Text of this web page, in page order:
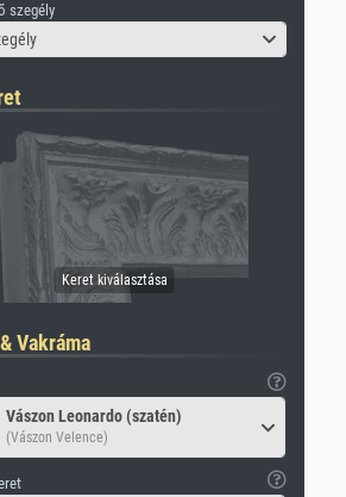
szegély
Vakráma
Vászon Leonardo (szatén)
(Vászon Velence)